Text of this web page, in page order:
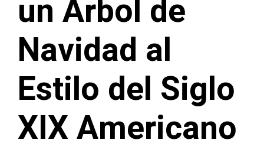
un Árbol de
Navidad al
Estilo del Siglo
XIX Americano